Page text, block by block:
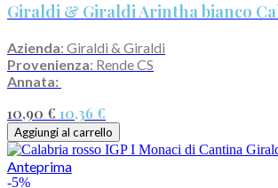
Giraldi & Giraldi Arintha bianco
Azienda: Giraldi & Giraldi
Provenienza: Rende CS
Annata:
10,90 € 10,36 €
Aggiungi al carrello
Anteprima
-5%